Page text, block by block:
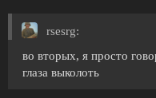
rsesrg:
во вторых, я просто
глаза выколоть